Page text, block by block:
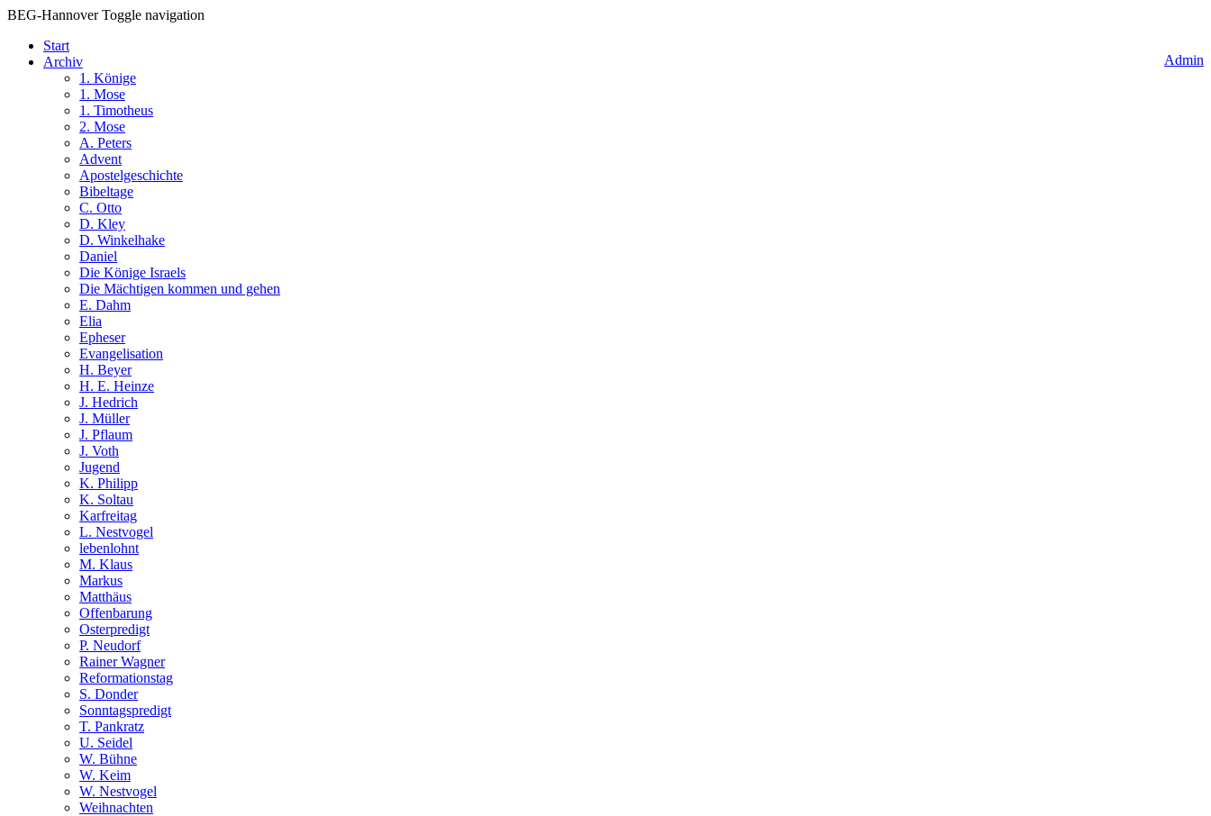
BEG-Hannover Toggle navigation
Admin
Start
Archiv
1. Könige
1. Mose
1. Timotheus
2. Mose
A. Peters
Advent
Apostelgeschichte
Bibeltage
C. Otto
D. Kley
D. Winkelhake
Daniel
Die Könige Israels
Die Mächtigen kommen und gehen
E. Dahm
Elia
Epheser
Evangelisation
H. Beyer
H. E. Heinze
J. Hedrich
J. Müller
J. Pflaum
J. Voth
Jugend
K. Philipp
K. Soltau
Karfreitag
L. Nestvogel
lebenlohnt
M. Klaus
Markus
Matthäus
Offenbarung
Osterpredigt
P. Neudorf
Rainer Wagner
Reformationstag
S. Donder
Sonntagspredigt
T. Pankratz
U. Seidel
W. Bühne
W. Keim
W. Nestvogel
Weihnachten